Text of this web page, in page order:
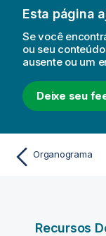
Esta página
Se você
ou seu
ausente ou um
Deixe seu
Organograma
Recursos